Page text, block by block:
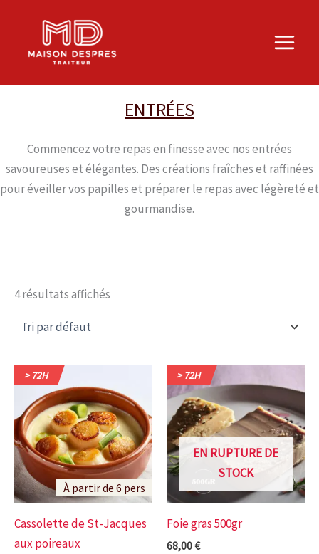
contenu
ENTRÉES
Commencez votre repas en finesse avec nos entrées
savoureuses et élégantes. Des créations fraîches et raffinées
pour éveiller vos papilles et préparer le repas avec légèreté et
gourmandise.
4 résultats affichés
> 72H
À partir de 6 pers
Cassolette de St-Jacques
aux poireaux
> 72H
EN RUPTURE DE
STOCK
Foie gras 500gr
68,00€